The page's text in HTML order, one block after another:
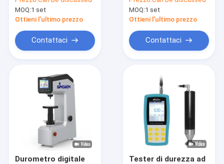
Contattaci
Notizie
Chiedi un preventivo
Sistemi di misurazione video
ASTM DIN
Conversion Standard
iRock-TR1
MOQ:1 set
Ottieni l'ultimo prezzo
Contattaci
MOQ:1 set
Ottieni l'ultimo prezzo
Contattaci
Durometro digitale
Tester di durezza ad